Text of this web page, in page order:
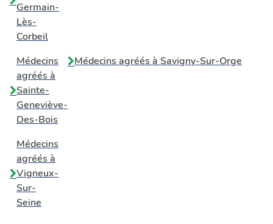
Germain-
Lès-
Corbeil
Médecins
agréés à
Sainte-
Geneviève-
Des-Bois
Médecins agréés à Savigny-Sur-Orge
Médecins
agréés à
Vigneux-
Sur-
Seine